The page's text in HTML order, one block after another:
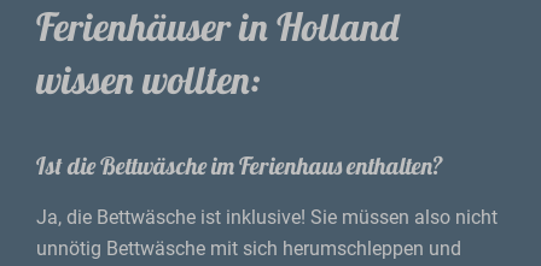
Ferienhäuser in Holland
wissen wollten:
Ist die Bettwäsche im Ferienhaus enthalten?
Ja, die Bettwäsche ist inklusive! Sie müssen also nicht
unnötig Bettwäsche mit sich herumschleppen und